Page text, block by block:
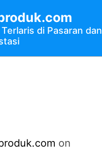
di Pasaran dan
on